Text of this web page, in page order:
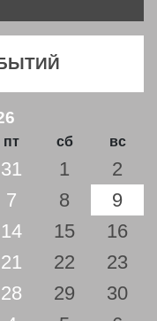
пт сб вс
31 1
2
7 8
9
14 15
16
21 22
23
28 29
30